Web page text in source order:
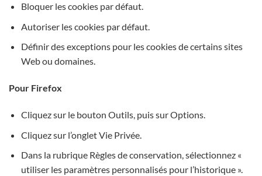
Bloquer les cookies par défaut.
Autoriser les cookies par défaut.
Définir des exceptions pour les cookies de certains sites
Web ou domaines.
Pour Firefox
Cliquez sur le bouton Outils, puis sur Options.
Cliquez sur l’onglet Vie Privée.
Dans la rubrique Règles de conservation, sélectionnez «
utiliser les paramètres personnalisés pour l’historique ».